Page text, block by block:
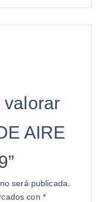
valorar
AIRE
será publicada.
con *